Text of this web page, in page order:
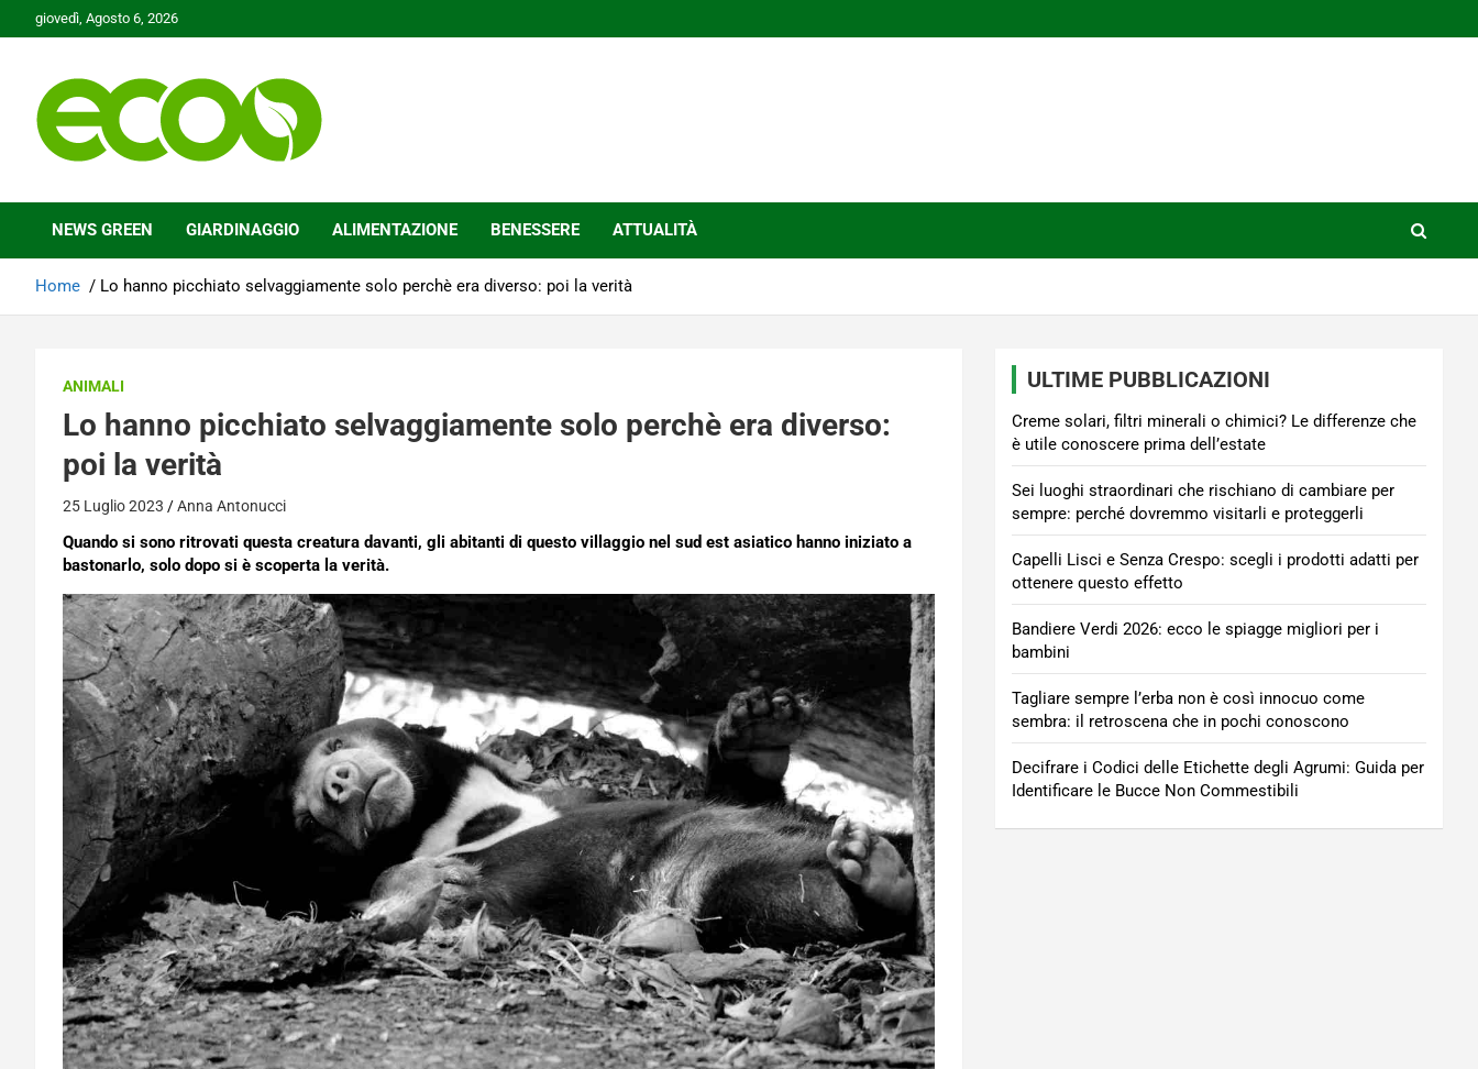
to
giovedì, Agosto 6, 2026
Ecoo.it
NEWS GREEN GIARDINAGGIO ALIMENTAZIONE BENESSERE ATTUALITÀ
Home Lo hanno picchiato selvaggiamente solo perchè era diverso: poi la verità
ANIMALI
Lo hanno picchiato selvaggiamente solo perchè era diverso:
poi la verità
25 Luglio 2023 Anna Antonucci
Quando si sono ritrovati questa creatura davanti, gli abitanti di questo villaggio nel sud est asiatico hanno iniziato a
bastonarlo, solo dopo si è scoperta la verità.
ULTIME PUBBLICAZIONI
Creme solari, filtri minerali o chimici? Le differenze che
è utile conoscere prima dell’estate
Sei luoghi straordinari che rischiano di cambiare per
sempre: perché dovremmo visitarli e proteggerli
Capelli Lisci e Senza Crespo: scegli i prodotti adatti per
ottenere questo effetto
Bandiere Verdi 2026: ecco le spiagge migliori per i
bambini
Tagliare sempre l’erba non è così innocuo come
sembra: il retroscena che in pochi conoscono
Decifrare i Codici delle Etichette degli Agrumi: Guida per
Identificare le Bucce Non Commestibili